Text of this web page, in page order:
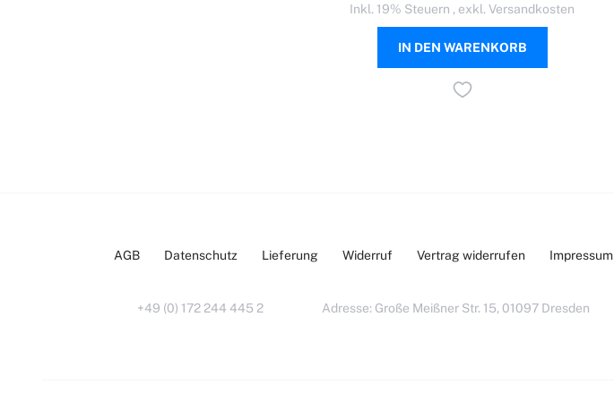
Inkl. 19% Steuern , exkl.Versandkosten
IN DEN WARENKORB
AGB Datenschutz Lieferung Widerruf Vertrag widerrufen Impressum
+49 (0) 172 244 445 2 Adresse: Große Meißner Str. 15, 01097 Dresden